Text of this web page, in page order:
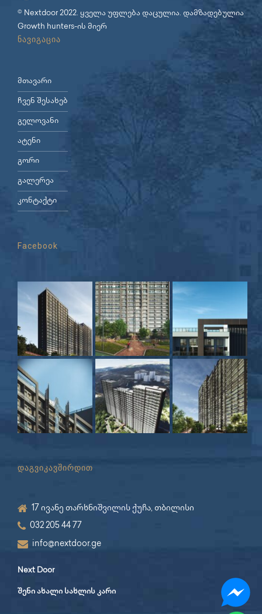
© Nextdoor 2022. ყველა უფლება დაცულია. დამზადებულია
Growth hunters-ის მიერ
ნავიგაცია
მთავარი
ჩვენ შესახებ
გელოვანი
ატენი
გორი
გალერეა
კონტაქტი
Facebook
დაგვიკავშირდით
17 ივანე თარხნიშვილის ქუჩა, თბილისი
032 205 44 77
info@nextdoor.ge
Next Door
შენი ახალი სახლის კარი